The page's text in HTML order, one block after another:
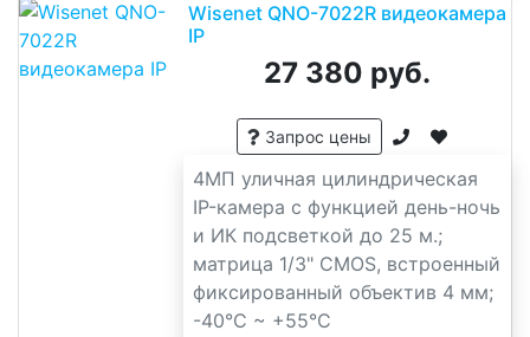
Wisenet QNO-7022R видеокамера
IP
27 380 руб.
Запрос цены
4МП уличная цилиндрическая
IP-камера с функцией день-ночь
и ИК подсветкой до 25 м.;
матрица 1/3" CMOS, встроенный
фиксированный объектив 4 мм;
-40°C ~ +55°C